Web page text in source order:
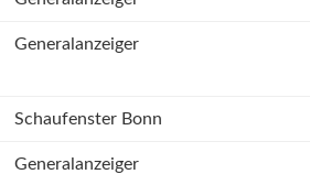
Generalanzeiger
Schaufenster Bonn
Generalanzeiger